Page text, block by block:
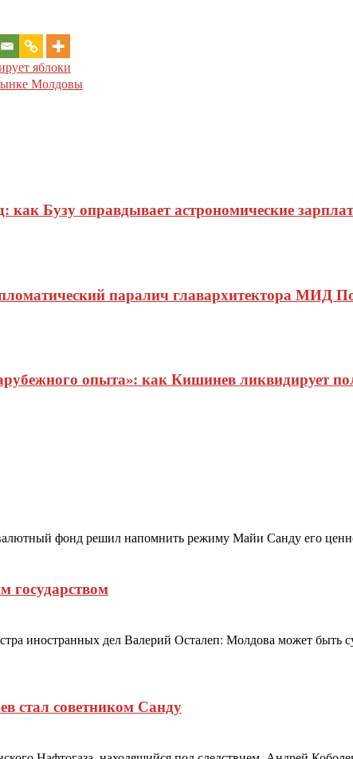
яблоки
Молдовы
как Бузу оправдывает астрономические
паралич главархитектора МИД
опыта»: как Кишинев ликвидирует
фонд решил напомнить режиму Майи Санду его
государством
иностранных дел Валерий Осталеп: Молдова может быть
стал советником Санду